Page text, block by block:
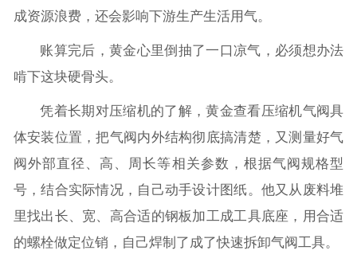
成资源浪费，还会影响下游生产生活用气。
账算完后，黄金心里倒抽了一口凉气，必须想办法
啃下这块硬骨头。
凭着长期对压缩机的了解，黄金查看压缩机气阀具
体安装位置，把气阀内外结构彻底搞清楚，又测量好气
阀外部直径、高、周长等相关参数，根据气阀规格型
号，结合实际情况，自己动手设计图纸。他又从废料堆
里找出长、宽、高合适的钢板加工成工具底座，用合适
的螺栓做定位销，自己焊制了成了快速拆卸气阀工具。